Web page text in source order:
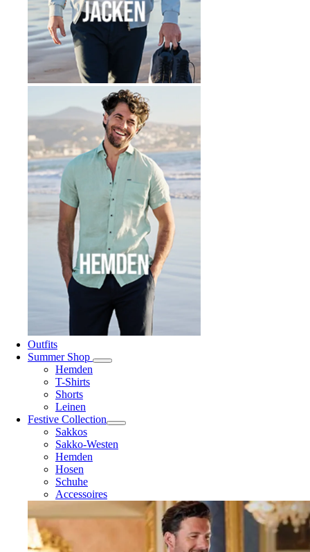
Outfits
Summer Shop
Hemden
T-Shirts
Shorts
Leinen
Festive Collection
Sakkos
Sakko-Westen
Hemden
Hosen
Schuhe
Accessoires